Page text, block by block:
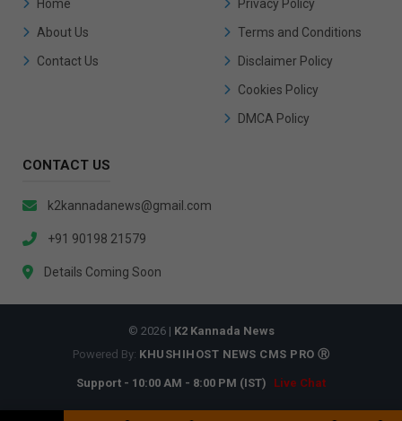
Home
About Us
Contact Us
Privacy Policy
Terms and Conditions
Disclaimer Policy
Cookies Policy
DMCA Policy
CONTACT US
k2kannadanews@gmail.com
+91 90198 21579
Details Coming Soon
© 2026 | K2 Kannada News
Powered By: KHUSHIHOST NEWS CMS PRO Ⓡ
Support - 10:00 AM - 8:00 PM (IST) Live Chat